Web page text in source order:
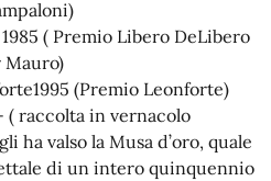
( Premio Libero DeLibero
(Premio Leonforte)
( raccolta in vernacolo
ha valso la Musa d’oro, quale
di un intero quinquennio